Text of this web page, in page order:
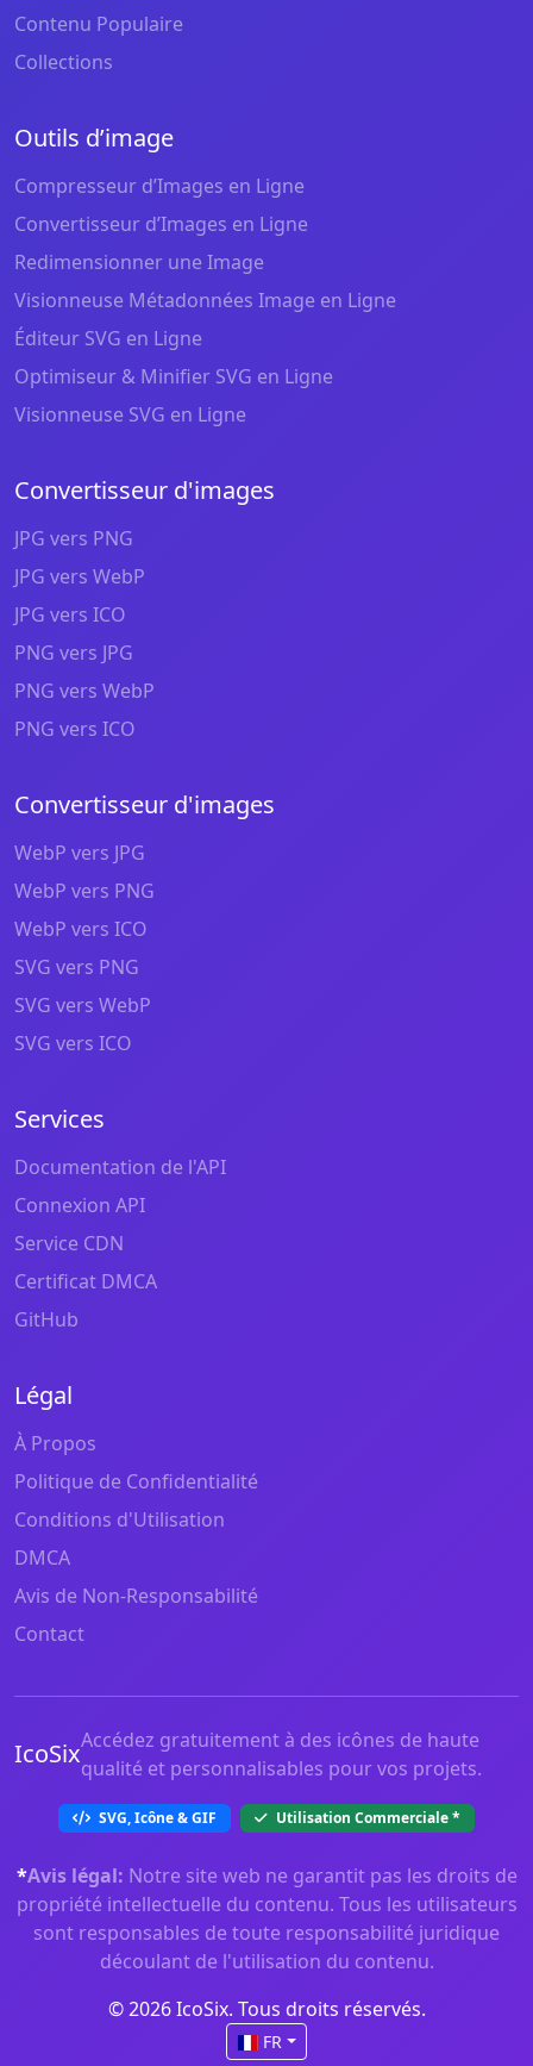
Contenu Populaire
Collections
Outils d’image
Compresseur d’Images en Ligne
Convertisseur d’Images en Ligne
Redimensionner une Image
Visionneuse Métadonnées Image en Ligne
Éditeur SVG en Ligne
Optimiseur & Minifier SVG en Ligne
Visionneuse SVG en Ligne
Convertisseur d'images
JPG vers PNG
JPG vers WebP
JPG vers ICO
PNG vers JPG
PNG vers WebP
PNG vers ICO
Convertisseur d'images
WebP vers JPG
WebP vers PNG
WebP vers ICO
SVG vers PNG
SVG vers WebP
SVG vers ICO
Services
Documentation de l'API
Connexion API
Service CDN
Certificat DMCA
GitHub
Légal
À Propos
Politique de Confidentialité
Conditions d'Utilisation
DMCA
Avis de Non-Responsabilité
Contact
IcoSixAccédez gratuitement à des icônes de haute
qualité et personnalisables pour vos projets.
SVG, Icône & GIF Utilisation Commerciale*
*Avis légal: Notre site web ne garantit pas les droits de
propriété intellectuelle du contenu. Tous les utilisateurs
sont responsables de toute responsabilité juridique
découlant de l'utilisation du contenu.
© 2026 IcoSix. Tous droits réservés.
FR